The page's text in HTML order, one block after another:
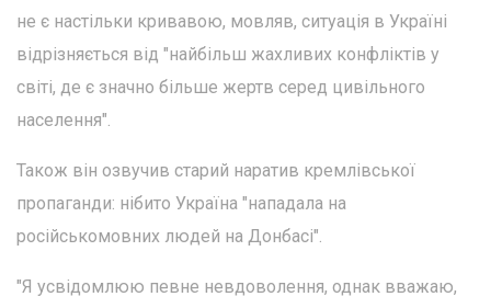
не є настільки кривавою, мовляв, ситуація в Україні
відрізняється від "найбільш жахливих конфліктів у
світі, де є значно більше жертв серед цивільного
населення".
Також він озвучив старий наратив кремлівської
пропаганди: нібито Україна "нападала на
російськомовних людей на Донбасі".
"Я усвідомлюю певне невдоволення, однак вважаю,